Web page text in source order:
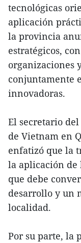
tecnológicas
aplicación
la provincia
estratégicos,
organizaciones
conjuntamente
innovadoras.
El secretario
de Vietnam en
enfatizó que la
la aplicación de
que debe
desarrollo y un
localidad.
Por su parte, la